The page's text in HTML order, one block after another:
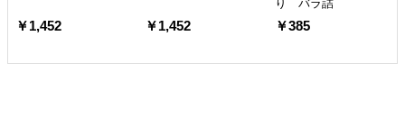
￥1,452 ￥1,452
り バラ詰
￥385